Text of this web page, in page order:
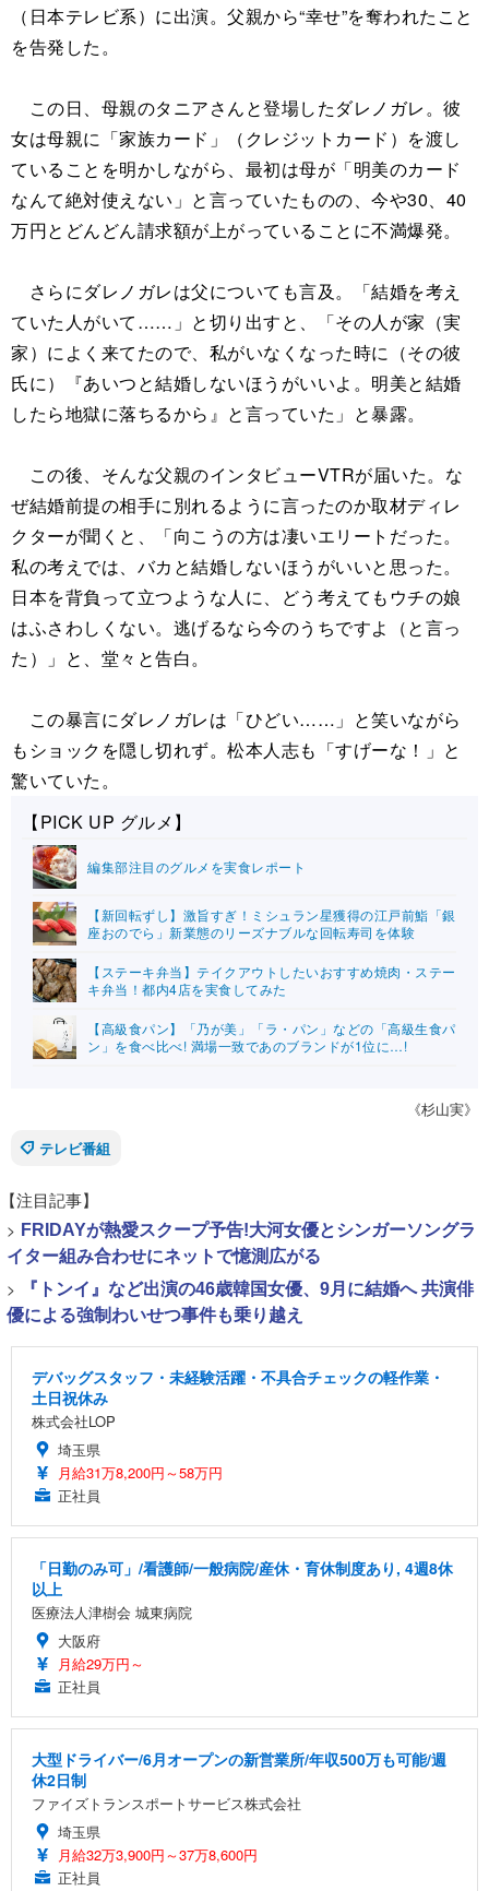
（日本テレビ系）に出演。父親から“幸せ”を奪われたこと
を告発した。
この日、母親のタニアさんと登場したダレノガレ。彼
女は母親に「家族カード」（クレジットカード）を渡し
ていることを明かしながら、最初は母が「明美のカード
なんて絶対使えない」と言っていたものの、今や30、40
万円とどんどん請求額が上がっていることに不満爆発。
さらにダレノガレは父についても言及。「結婚を考え
ていた人がいて……」と切り出すと、「その人が家（実
家）によく来てたので、私がいなくなった時に（その彼
氏に）『あいつと結婚しないほうがいいよ。明美と結婚
したら地獄に落ちるから』と言っていた」と暴露。
この後、そんな父親のインタビューVTRが届いた。な
ぜ結婚前提の相手に別れるように言ったのか取材ディレ
クターが聞くと、「向こうの方は凄いエリートだった。
私の考えでは、バカと結婚しないほうがいいと思った。
日本を背負って立つような人に、どう考えてもウチの娘
はふさわしくない。逃げるなら今のうちですよ（と言っ
た）」と、堂々と告白。
この暴言にダレノガレは「ひどい……」と笑いながら
もショックを隠し切れず。松本人志も「すげーな！」と
驚いていた。
【PICK UP グルメ】
編集部注目のグルメを実食レポート
【新回転ずし】激旨すぎ！ミシュラン星獲得の江戸前鮨「銀
座おのでら」新業態のリーズナブルな回転寿司を体験
【ステーキ弁当】テイクアウトしたいおすすめ焼肉・ステー
キ弁当！都内4店を実食してみた
【高級食パン】「乃が美」「ラ・パン」などの「高級生食パ
ン」を食べ比べ! 満場一致であのブランドが1位に…!
《杉山実》
テレビ番組
【注目記事】
> FRIDAYが熱愛スクープ予告!大河女優とシンガーソングラ
イター組み合わせにネットで憶測広がる
>
『トンイ』など出演の46歳韓国女優、9月に結婚へ 共演俳
優による強制わいせつ事件も乗り越え
デバッグスタッフ・未経験活躍・不具合チェックの軽作業・
土日祝休み
株式会社LOP
埼玉県
月給31万8,200円～58万円
正社員
「日勤のみ可」/看護師/一般病院/産休・育休制度あり, 4週8休
以上
医療法人津樹会 城東病院
大阪府
月給29万円～
正社員
大型ドライバー/6月オープンの新営業所/年収500万も可能/週
休2日制
ファイズトランスポートサービス株式会社
埼玉県
月給32万3,900円～37万8,600円
正社員